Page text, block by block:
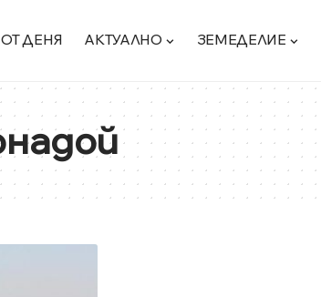
ОТ ДЕНЯ АКТУАЛНО ЗЕМЕДЕЛИЕ